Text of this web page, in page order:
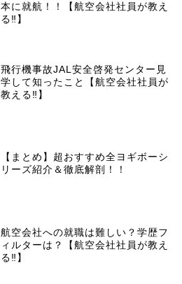
本に就航！！【航空会社社員が教え
る‼︎】
飛行機事故JAL安全啓発センター見
学して知ったこと【航空会社社員が
教える‼︎】
【まとめ】超おすすめ全ヨギボーシ
リーズ紹介＆徹底解剖！！
航空会社への就職は難しい？学歴フ
ィルターは？【航空会社社員が教え
る‼︎】